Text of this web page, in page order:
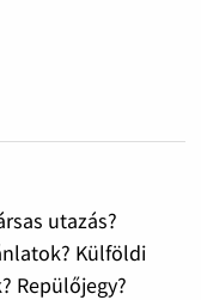
utazás?
Külföldi
Repülőjegy?